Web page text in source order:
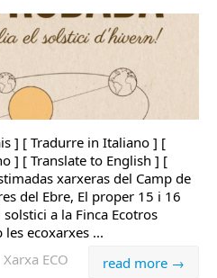
] [ Tradurre in Italiano ] [
] [ Translate to English ] [
xarxeras del Camp de
del Ebre, El proper 15 i 16
a la Finca Ecotros
ecoxarxes ...
read more →
Xarxa ECO